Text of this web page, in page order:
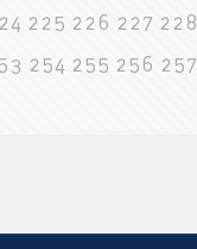
225 226 227 228
254 255 256 257